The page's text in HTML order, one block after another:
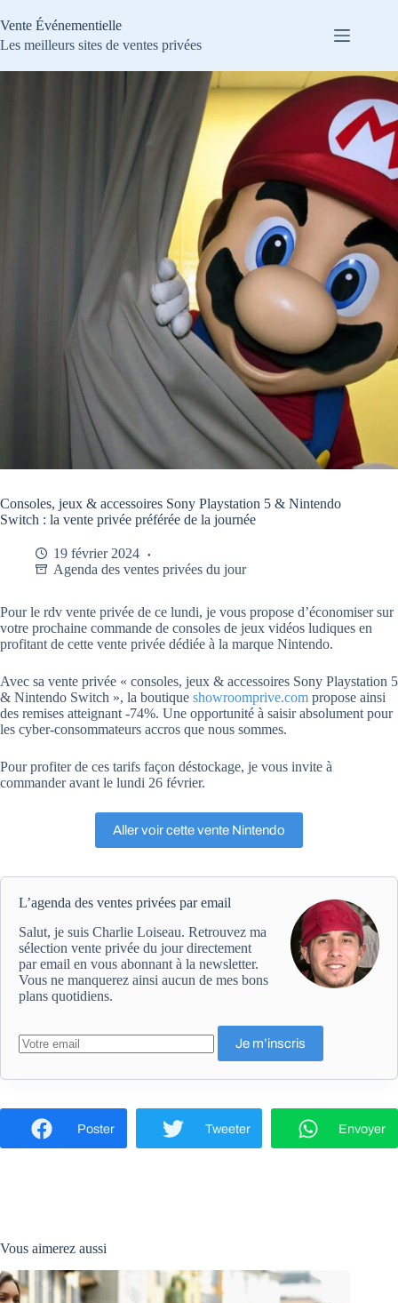
au
contenu
Vente Événementielle
Les meilleurs sites de ventes privées
Consoles, jeux & accessoires Sony Playstation 5 & Nintendo
Switch : la vente privée préférée de la journée
19 février 2024
Agenda des ventes privées du jour
Pour le rdv vente privée de ce lundi, je vous propose d’économiser sur
votre prochaine commande de consoles de jeux vidéos ludiques en
profitant de cette vente privée dédiée à la marque Nintendo.
Avec sa vente privée « consoles, jeux & accessoires Sony Playstation 5
& Nintendo Switch », la boutique showroomprive.com propose ainsi
des remises atteignant -74%. Une opportunité à saisir absolument pour
les cyber-consommateurs accros que nous sommes.
Pour profiter de ces tarifs façon déstockage, je vous invite à
commander avant le lundi 26 février.
Aller voir cette vente Nintendo
L’agenda des ventes privées par email
Salut, je suis Charlie Loiseau. Retrouvez ma
sélection vente privée du jour directement
par email en vous abonnant à la newsletter.
Vous ne manquerez ainsi aucun de mes bons
plans quotidiens.
Poster Tweeter Envoyer
Vous aimerez aussi